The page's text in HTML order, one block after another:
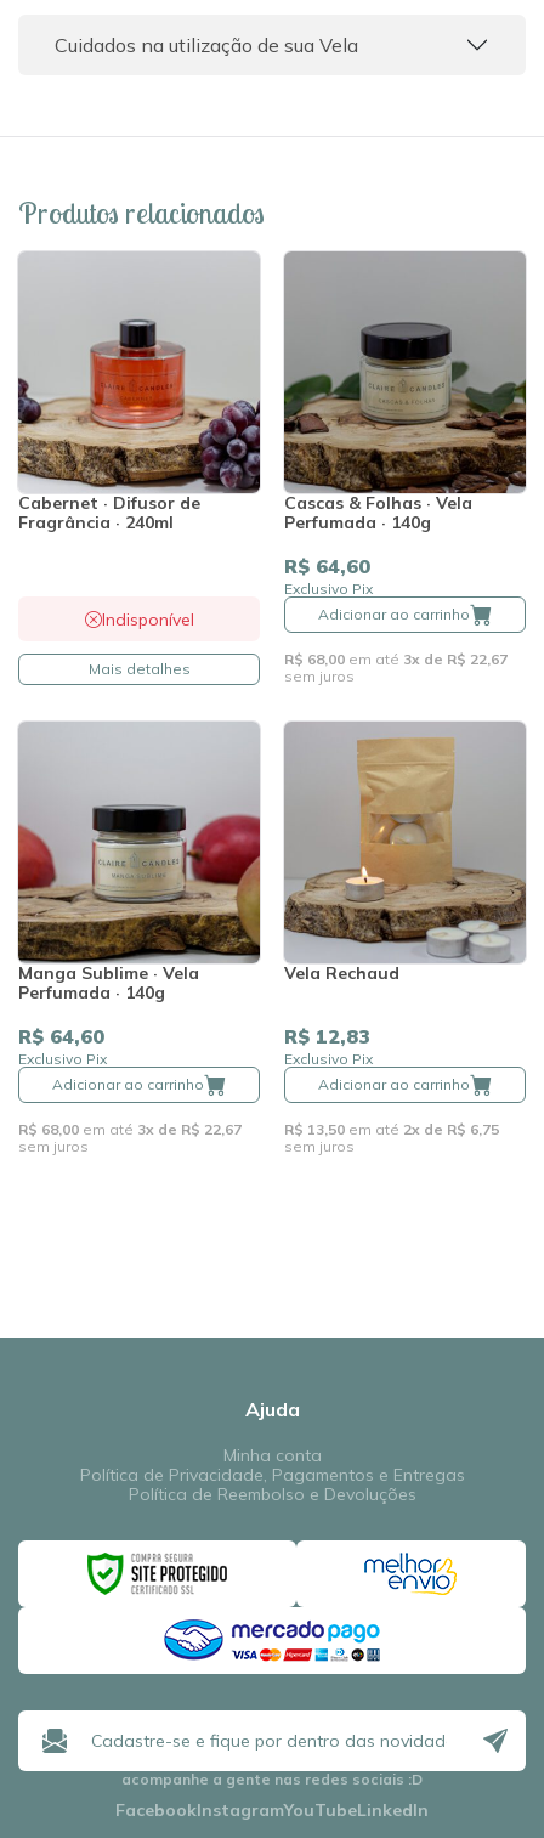
Cuidados na utilização de sua Vela
Produtos relacionados
Cabernet · Difusor de
Fragrância · 240ml
Indisponível
Mais detalhes
Cascas & Folhas · Vela
Perfumada · 140g
R$ 64,60
Exclusivo Pix
Adicionar ao carrinho
R$ 68,00 em até 3x de R$ 22,67
sem juros
Manga Sublime · Vela
Perfumada · 140g
R$ 64,60
Exclusivo Pix
Adicionar ao carrinho
R$ 68,00 em até 3x de R$ 22,67
sem juros
Vela Rechaud
R$ 12,83
Exclusivo Pix
Adicionar ao carrinho
R$ 13,50 em até 2x de R$ 6,75
sem juros
Ajuda
Minha conta
Política de Privacidade, Pagamentos e Entregas
Política de Reembolso e Devoluções
acompanhe a gente nas redes sociais :D
FacebookInstagramYouTubeLinkedIn